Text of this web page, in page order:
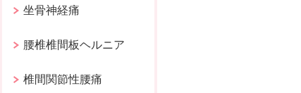
坐骨神経痛
腰椎椎間板ヘルニア
椎間関節性腰痛